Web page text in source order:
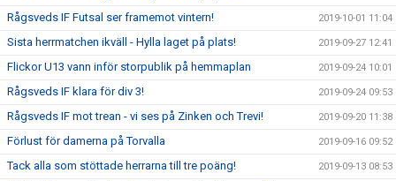
Rågsveds IF Futsal ser framemot vintern! 2019-10-01 11:04
Sista herrmatchen ikväll - Hylla laget på plats! 2019-09-27 12:41
Flickor U13 vann inför storpublik på hemmaplan 2019-09-24 10:01
Rågsveds IF klara för div 3! 2019-09-24 09:53
Rågsveds IF mot trean - vi ses på Zinken och Trevi! 2019-09-20 11:38
Förlust för damerna på Torvalla 2019-09-16 09:52
Tack alla som stöttade herrarna till tre poäng! 2019-09-13 08:53